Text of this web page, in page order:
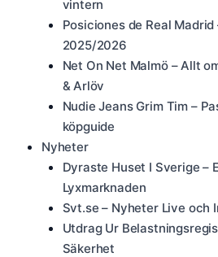
vintern
Posiciones de Real
2025/2026
Net On Net Malmö – Allt
& Arlöv
Nudie Jeans Grim Tim –
köpguide
Nyheter
Dyraste Huset I Sverige –
Lyxmarknaden
Svt.se – Nyheter Live och
Utdrag Ur
Säkerhet